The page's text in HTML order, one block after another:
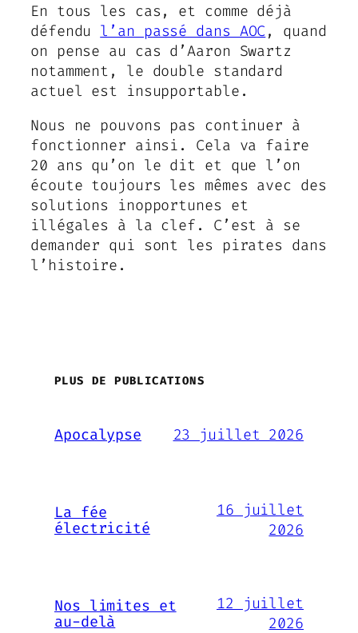
En tous les cas, et comme déjà
défendu l’an passé dans AOC, quand
on pense au cas d’Aaron Swartz
notamment, le double standard
actuel est insupportable.
Nous ne pouvons pas continuer à
fonctionner ainsi. Cela va faire
20 ans qu’on le dit et que l’on
écoute toujours les mêmes avec des
solutions inopportunes et
illégales à la clef. C’est à se
demander qui sont les pirates dans
l’histoire.
PLUS DE PUBLICATIONS
Apocalypse 23 juillet 2026
La fée
électricité
16 juillet
2026
Nos limites et
au-delà
12 juillet
2026